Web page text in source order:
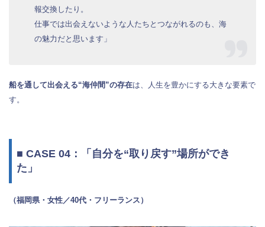
報交換したり。
仕事では出会えないような人たちとつながれるのも、海
の魅力だと思います」
船を通して出会える“海仲間”の存在は、人生を豊かにする大きな要素で
す。
■ CASE 04：「自分を“取り戻す”場所ができ
た」
（福岡県・女性／40代・フリーランス）